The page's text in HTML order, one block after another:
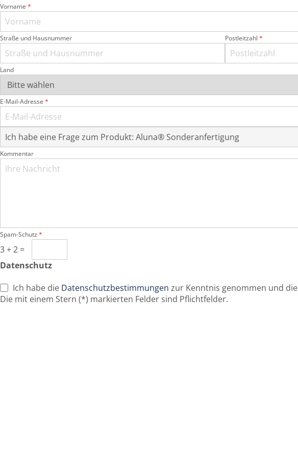
Vorname *
Straße und Hausnummer Postleitzahl *
Land
E-Mail-Adresse *
Kommentar
Spam-Schutz *
3 + 2 =
Datenschutz
Ich habe die Datenschutzbestimmungen zur Kenntnis genommen und die
Die mit einem Stern (*) markierten Felder sind Pflichtfelder.